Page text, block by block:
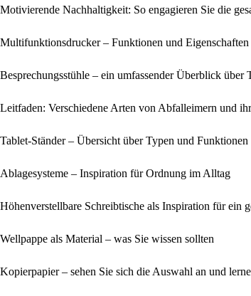
Motivierende Nachhaltigkeit: So engagieren Sie die
Multifunktionsdrucker – Funktionen und Eigenschaften
Besprechungsstühle – ein umfassender Überblick über
Leitfaden: Verschiedene Arten von Abfalleimern und
Tablet-Ständer – Übersicht über Typen und Funktionen
Ablagesysteme – Inspiration für Ordnung im Alltag
Höhenverstellbare Schreibtische als Inspiration für ein
Wellpappe als Material – was Sie wissen sollten
Kopierpapier – sehen Sie sich die Auswahl an und